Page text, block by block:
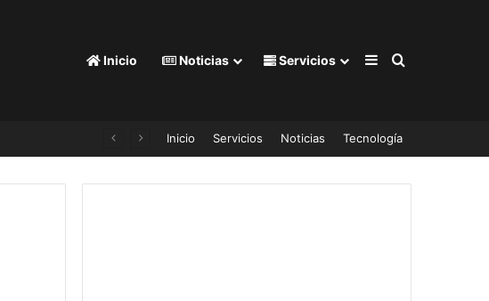
Inicio Noticias Servicios Barra lateral
Buscar por
Inicio Servicios Noticias Tecnología